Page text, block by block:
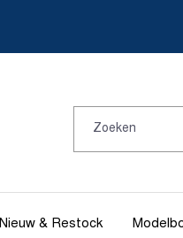
Nieuw & Restock